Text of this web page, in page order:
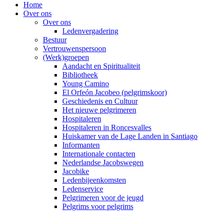
Home
Over ons
Over ons
Ledenvergadering
Bestuur
Vertrouwenspersoon
(Werk)groepen
Aandacht en Spiritualiteit
Bibliotheek
Young Camino
El Orfeón Jacobeo (pelgrimskoor)
Geschiedenis en Cultuur
Het nieuwe pelgrimeren
Hospitaleren
Hospitaleren in Roncesvalles
Huiskamer van de Lage Landen in Santiago
Informanten
Internationale contacten
Nederlandse Jacobswegen
Jacobike
Ledenbijeenkomsten
Ledenservice
Pelgrimeren voor de jeugd
Pelgrims voor pelgrims